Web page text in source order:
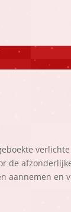
de
aannemen en